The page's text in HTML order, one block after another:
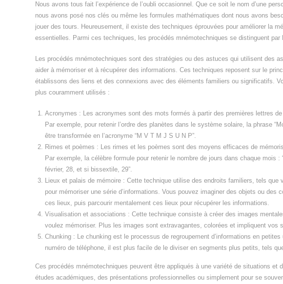
Nous avons tous fait l’expérience de l’oubli occasionnel. Que ce soit le nom d’une
nous avons posé nos clés ou même les formules mathématiques dont nous avons
jouer des tours. Heureusement, il existe des techniques éprouvées pour améliorer la
essentielles. Parmi ces techniques, les procédés mnémotechniques se distinguent
Les procédés mnémotechniques sont des stratégies ou des astuces qui utilisent des
aider à mémoriser et à récupérer des informations. Ces techniques reposent sur le
établissons des liens et des connexions avec des éléments familiers ou significatifs.
plus couramment utilisés :
Acronymes : Les acronymes sont des mots formés à partir des premières lettres de
Par exemple, pour retenir l’ordre des planètes dans le système solaire, la phrase
être transformée en l’acronyme “M V T M J S U N P”.
Rimes et poèmes : Les rimes et les poèmes sont des moyens efficaces de
Par exemple, la célèbre formule pour retenir le nombre de jours dans chaque mois
février, 28, et si bissextile, 29”.
Lieux et palais de mémoire : Cette technique utilise des endroits familiers, tels que
pour mémoriser une série d’informations. Vous pouvez imaginer des objets ou
ces lieux, puis parcourir mentalement ces lieux pour récupérer les informations.
Visualisation et associations : Cette technique consiste à créer des images
voulez mémoriser. Plus les images sont extravagantes, colorées et impliquent vos
Chunking : Le chunking est le processus de regroupement d’informations en
numéro de téléphone, il est plus facile de le diviser en segments plus petits, tels que
Ces procédés mnémotechniques peuvent être appliqués à une variété de situations et
études académiques, des présentations professionnelles ou simplement pour se